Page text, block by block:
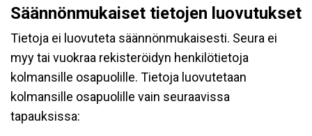
Säännönmukaiset tietojen luovutukset
Tietoja ei luovuteta säännönmukaisesti. Seura ei
myy tai vuokraa rekisteröidyn henkilötietoja
kolmansille osapuolille. Tietoja luovutetaan
kolmansille osapuolille vain seuraavissa
tapauksissa: